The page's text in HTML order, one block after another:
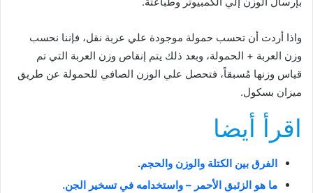
واذا أردت أن تحسب حمولة موجودة علي عربة نقل، فإننا نحسب
وزن العربة + الحمولة، وبعد ذلك يتم إنقاص وزن العربة التي تم
قياس وزنها مُسبقاً، فتحصل علي الوزن الصافي للحمولة عن طريق
ميزان بسكول.
اقرأ أيضا
الفرق بين الكتلة والوزن والحجم.
ما هو الزئبق الأحمر – واستخدامه في تسخير الجن.